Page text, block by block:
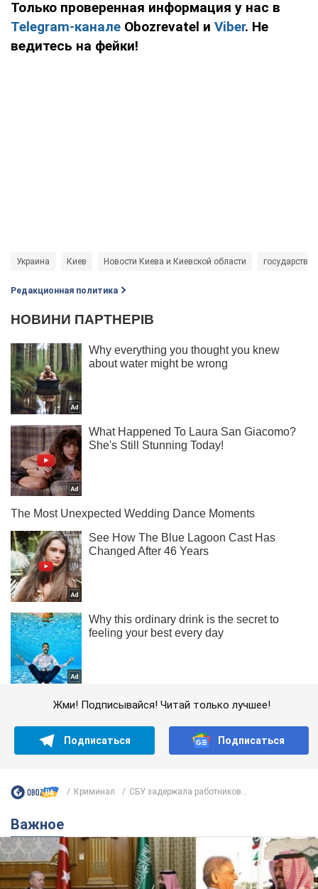
Только проверенная информация у нас в
Telegram-канале Obozrevatel и Viber. Не
ведитесь на фейки!
Украина Киев Новости Киева и Киевской области
Редакционная политика
Жми! Подписывайся! Читай только лучшее!
Подписаться Подписаться
Криминал СБУ задержала работников...
Важное